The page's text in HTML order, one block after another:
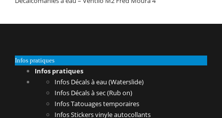
Infos pratiques
Infos pratiques
Infos Décals à eau (Waterslide)
Infos Décals à sec (Rub on)
Infos Tatouages temporaires
Infos Stickers vinyle autocollants